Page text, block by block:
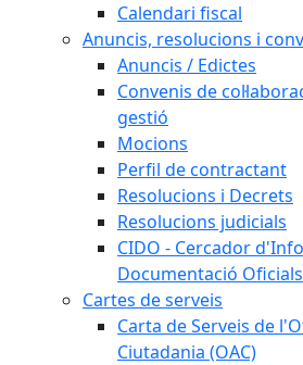
Calendari fiscal
Anuncis, resolucions i
Anuncis / Edictes
Convenis de
gestió
Mocions
Perfil de contractant
Resolucions i Decrets
Resolucions judicials
CIDO - Cercador
Documentació Oficials
Cartes de serveis
Carta de Serveis de
Ciutadania (OAC)